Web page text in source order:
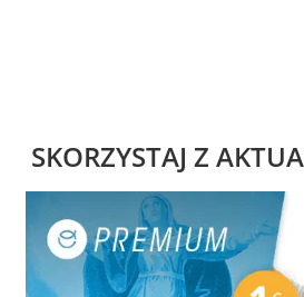
SKORZYSTAJ Z